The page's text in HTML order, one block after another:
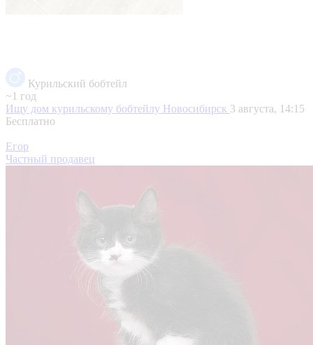
Курильский бобтейл
~1 год
Ищу дом курильскому бобтейлу Новосибирск 3 августа, 14:15
Бесплатно
Егор
Частный продавец